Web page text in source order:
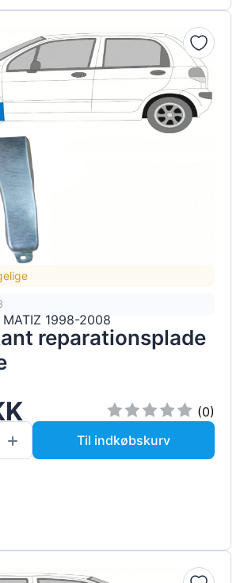
MATIZ 1998-2008
reparationsplade
(0)
Til indkøbskurv